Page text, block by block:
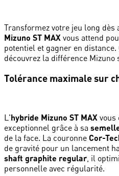
Transformez votre jeu long dès
Mizuno ST MAX vous attend
potentiel et gagner en distance.
découvrez la différence Mizuno
Tolérance maximale sur
L'hybride Mizuno ST MAX vous
exceptionnel grâce à sa
de la face. La couronne Cor-
de gravité pour un lancement
shaft graphite regular, il
personnelle avec régularité.